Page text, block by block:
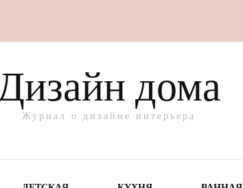
дома
Журнал о дизайне интерьера